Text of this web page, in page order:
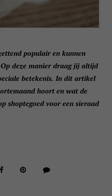
populair en kunnen
deze manier draag jij altijd
betekenis. In dit artikel
hoort en wat de
shoptegoed voor een sieraad